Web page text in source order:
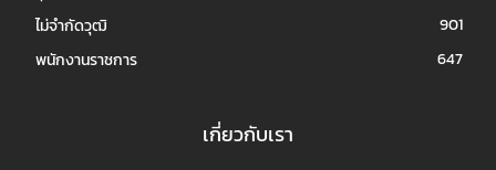
ไม่จำกัดวุฒิ
901
พนักงานราชการ
647
เกี่ยวกับเรา